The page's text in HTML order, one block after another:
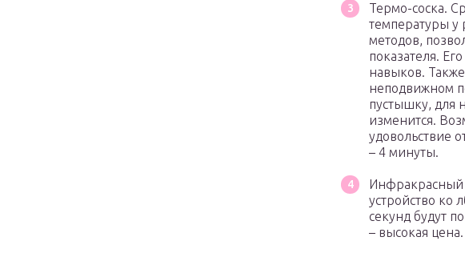
Термо-соска.
температуры у
методов,
показателя.
навыков.
неподвижном
пустышку, для
изменится.
удовольствие
– 4 минуты.
Инфракрасный
устройство ко
секунд будут
– высокая цена.